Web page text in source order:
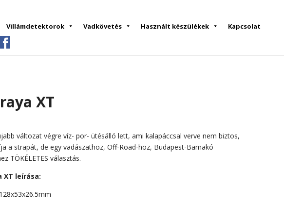
Villámdetektorok Vadkövetés Használt készülékek Kapcsolat
XT
változat végre víz- por- ütésálló lett, ami kalapáccsal verve nem biztos,
a strapát, de egy vadászathoz, Off-Road-hoz, Budapest-Bamakó
TÖKÉLETES választás.
XT leírása: